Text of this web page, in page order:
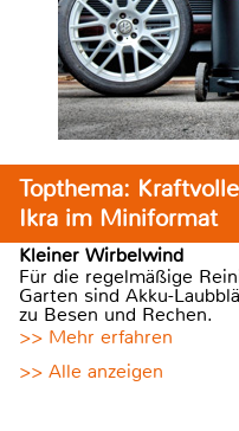
Topthema:
Ikra im Miniformat
Kleiner Wirbelwind
Für die regelmäßige
Garten sind Akku-
zu Besen und Rechen.
>> Mehr erfahren
>> Alle anzeigen